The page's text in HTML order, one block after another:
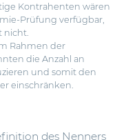
Kontrahenten wären
Prüfung verfügbar,
nicht.
Rahmen der
die Anzahl an
und somit den
einschränken.
des Nenners